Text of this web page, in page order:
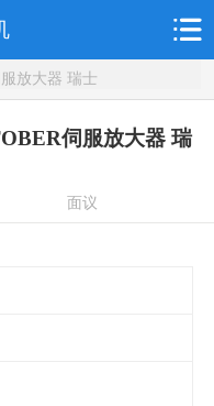
放大器 瑞士
伺服放大器 瑞
面议